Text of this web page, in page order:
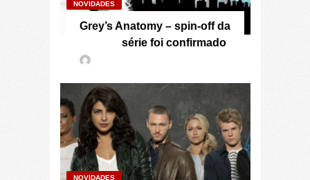
NOVIDADES
Grey’s Anatomy – spin-off da
série foi confirmado
NOVIDADES